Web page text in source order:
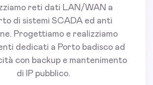
reti dati LAN/WAN a
di sistemi SCADA ed anti
Progettiamo e realizziamo
dedicati a Porto badisco ad
con backup e mantenimento
di IP pubblico.